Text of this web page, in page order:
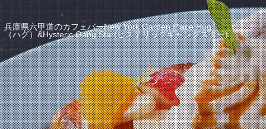
兵庫県六甲道のカフェバーNew York Garden Place Hug
（ハグ）&Hysteric Gang Star(ヒステリックギャングスター)